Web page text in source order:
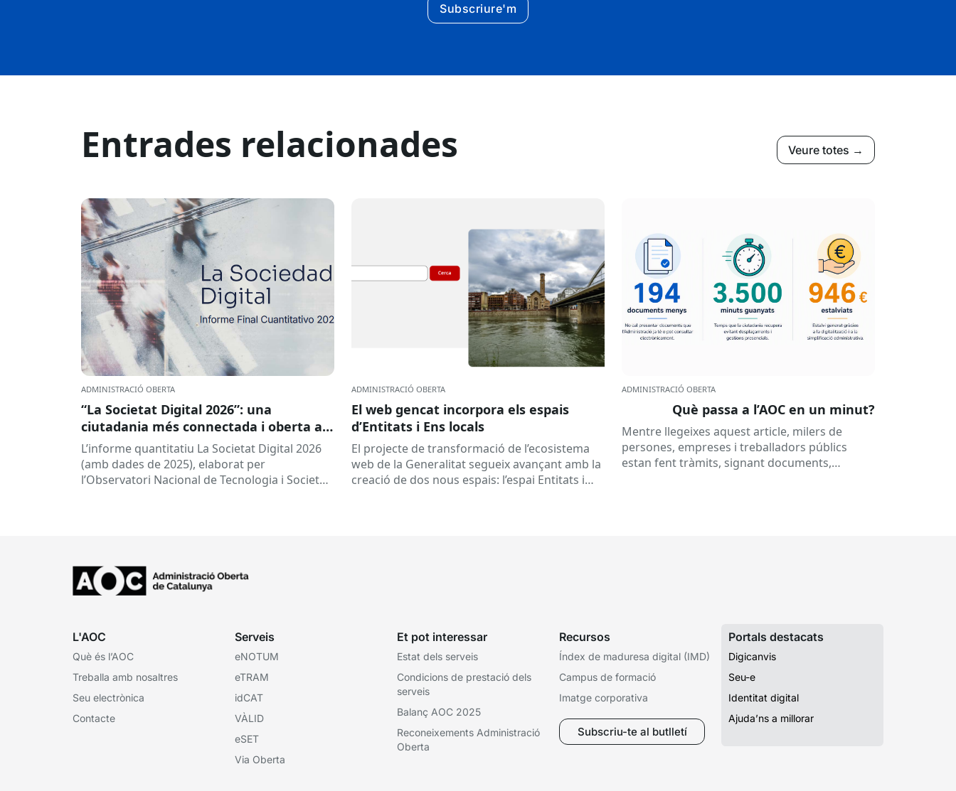
Subscriure'm
Entrades relacionades Veure totes →
ADMINISTRACIÓ OBERTA
“La Societat Digital 2026”: una
ciutadania més connectada i oberta a
la intel·ligència artificial
L’informe quantitatiu La Societat Digital 2026
(amb dades de 2025), elaborat per
l’Observatori Nacional de Tecnologia i Societat
ADMINISTRACIÓ OBERTA
El web gencat incorpora els espais
d’Entitats i Ens locals
El projecte de transformació de l’ecosistema
web de la Generalitat segueix avançant amb la
creació de dos nous espais: l’espai Entitats i
ADMINISTRACIÓ OBERTA
Què passa a l’AOC en un minut?
Mentre llegeixes aquest article, milers de
persones, empreses i treballadors públics
estan fent tràmits, signant documents,
L'AOC
Què és l’AOC
Treballa amb nosaltres
Seu electrònica
Contacte
Serveis
eNOTUM
eTRAM
idCAT
VÀLID
eSET
Via Oberta
Et pot interessar
Estat dels serveis
Condicions de prestació dels
serveis
Balanç AOC 2025
Reconeixements Administració
Oberta
Recursos
Índex de maduresa digital (IMD)
Campus de formació
Imatge corporativa
Subscriu-te al butlletí
Portals destacats
Digicanvis
Seu-e
Identitat digital
Ajuda’ns a millorar